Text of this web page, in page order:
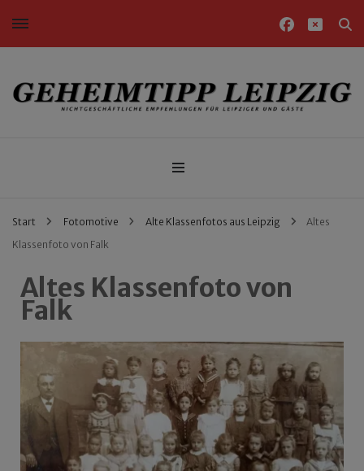
Nichtgeschäftliche Empfehlungen für Leipziger und Gäste
Start Fotomotive Alte Klassenfotos aus Leipzig
Altes
Klassenfoto von Falk
Altes Klassenfoto von
Falk